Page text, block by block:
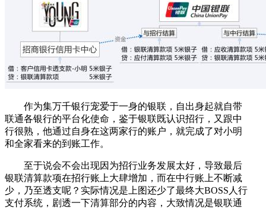
作为集万千银行宠爱于一身的银联，自出身起就自带
联通各银行的平台化使命，鉴于银联既认识招行，又跟中
行很熟，他通过自身在这两家行的账户，就完成了对小明
和全家看来的到账工作。
至于说会不会出现因为招行业务发展太好，导致最后
银联清算款项在招行账上大肆增加，而在中行账上不断减
少，乃至透支呢？实际情况是上图还少了最终大BOSS人行
支付系统，剧透一下清算部分的内容，大致情况是银联通